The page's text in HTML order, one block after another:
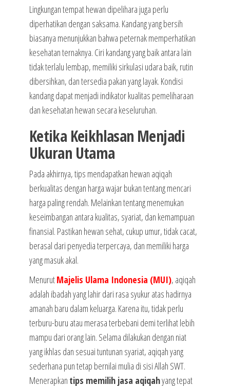
Lingkungan tempat hewan dipelihara juga perlu
diperhatikan dengan saksama. Kandang yang bersih
biasanya menunjukkan bahwa peternak memperhatikan
kesehatan ternaknya. Ciri kandang yang baik antara lain
tidak terlalu lembap, memiliki sirkulasi udara baik, rutin
dibersihkan, dan tersedia pakan yang layak. Kondisi
kandang dapat menjadi indikator kualitas pemeliharaan
dan kesehatan hewan secara keseluruhan.
Ketika Keikhlasan Menjadi
Ukuran Utama
Pada akhirnya, tips mendapatkan hewan aqiqah
berkualitas dengan harga wajar bukan tentang mencari
harga paling rendah. Melainkan tentang menemukan
keseimbangan antara kualitas, syariat, dan kemampuan
finansial. Pastikan hewan sehat, cukup umur, tidak cacat,
berasal dari penyedia terpercaya, dan memiliki harga
yang masuk akal.
MenurutMajelis Ulama Indonesia (MUI), aqiqah
adalah ibadah yang lahir dari rasa syukur atas hadirnya
amanah baru dalam keluarga. Karena itu, tidak perlu
terburu-buru atau merasa terbebani demi terlihat lebih
mampu dari orang lain. Selama dilakukan dengan niat
yang ikhlas dan sesuai tuntunan syariat, aqiqah yang
sederhana pun tetap bernilai mulia di sisi Allah SWT.
Menerapkan tips memilih jasa aqiqahyang tepat